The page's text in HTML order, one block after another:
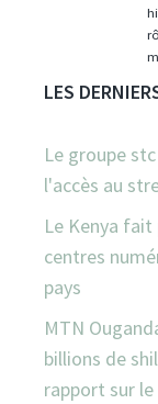
LES
Le groupe
l'accès au
Le Kenya
centres
pays
MTN
billions de
rapport sur